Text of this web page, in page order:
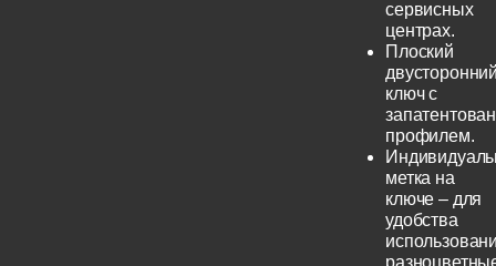
сервисных
центрах.
Плоский
ключ с
профилем.
метка на
ключе – для
удобства